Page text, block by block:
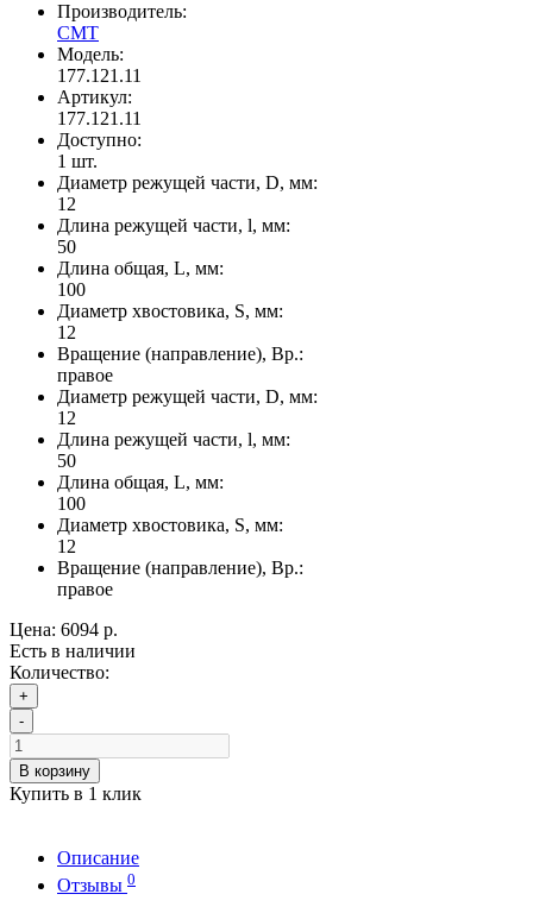
Производитель:
CMT
Модель:
177.121.11
Артикул:
177.121.11
Доступно:
1 шт.
Диаметр режущей части, D, мм:
12
Длина режущей части, l, мм:
50
Длина общая, L, мм:
100
Диаметр хвостовика, S, мм:
12
Вращение (направление), Вр.:
правое
Диаметр режущей части, D, мм:
12
Длина режущей части, l, мм:
50
Длина общая, L, мм:
100
Диаметр хвостовика, S, мм:
12
Вращение (направление), Вр.:
правое
Цена: 6094 р.
Есть в наличии
Количество:
+
-
В корзину
Купить в 1 клик
Описание
Отзывы 0